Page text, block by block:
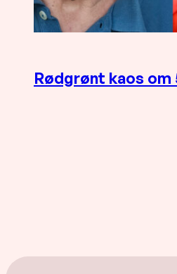
Rødgrønt kaos